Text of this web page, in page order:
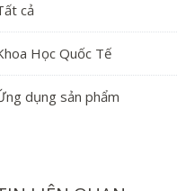
cả
Học Quốc Tế
dụng sản phẩm